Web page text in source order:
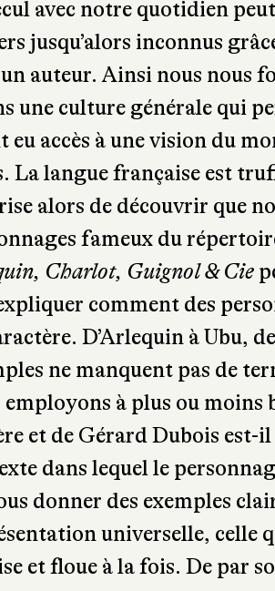
avec notre quotidien
jusqu’alors inconnus
auteur. Ainsi nous nous
une culture générale qui
eu accès à une vision du
La langue française est
alors de découvrir que
fameux du
Charlot, Guignol & Cie
comment des
D’Arlequin à Ubu,
ne manquent pas de
employons à plus ou moins
et de Gérard Dubois est-
dans lequel le
donner des exemples
universelle, celle
et floue à la fois. De par